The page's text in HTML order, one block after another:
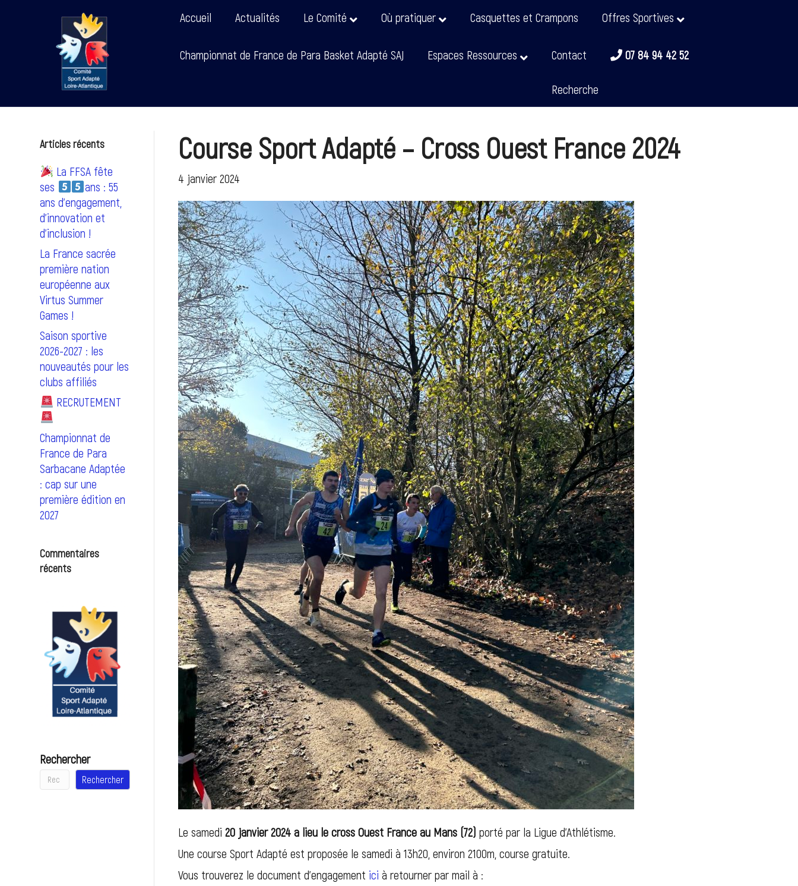
Accueil Actualités Le Comité Où pratiquer Casquettes et Crampons Offres Sportives
Championnat de France de Para Basket Adapté SAJ Espaces Ressources Contact 07 84 94 42 52
Recherche
Articles récents
La FFSA fête
ses
ans : 55
ans d’engagement,
d’innovation et
d’inclusion !
La France sacrée
première nation
européenne aux
Virtus Summer
Games !
Saison sportive
2026-2027 : les
nouveautés pour les
clubs affiliés
RECRUTEMENT
Championnat de
France de Para
Sarbacane Adaptée
: cap sur une
première édition en
2027
Commentaires
récents
Rechercher
Rechercher
Course Sport Adapté – Cross Ouest France 2024
4 janvier 2024
Le samedi 20 janvier 2024 a lieu le cross Ouest France au Mans (72) porté par la Ligue d’Athlétisme.
Une course Sport Adapté est proposée le samedi à 13h20, environ 2100m, course gratuite.
Vous trouverez le document d’engagement ici à retourner par mail à :